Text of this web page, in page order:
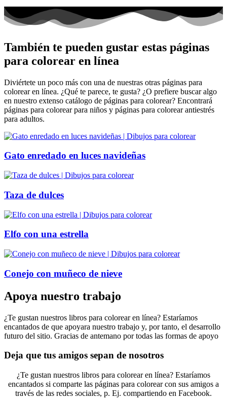
También te pueden gustar estas páginas
para colorear en línea
Diviértete un poco más con una de nuestras otras páginas para
colorear en línea. ¿Qué te parece, te gusta? ¿O prefiere buscar algo
en nuestro extenso catálogo de páginas para colorear? Encontrará
páginas para colorear para niños y páginas para colorear antiestrés
para adultos.
Gato enredado en luces navideñas
Taza de dulces
Elfo con una estrella
Conejo con muñeco de nieve
Apoya nuestro trabajo
¿Te gustan nuestros libros para colorear en línea? Estaríamos
encantados de que apoyara nuestro trabajo y, por tanto, el desarrollo
futuro del sitio. Gracias de antemano por todas las formas de apoyo
Deja que tus amigos sepan de nosotros
¿Te gustan nuestros libros para colorear en línea? Estaríamos
encantados si comparte las páginas para colorear con sus amigos a
través de las redes sociales, p. Ej. compartiendo en Facebook.